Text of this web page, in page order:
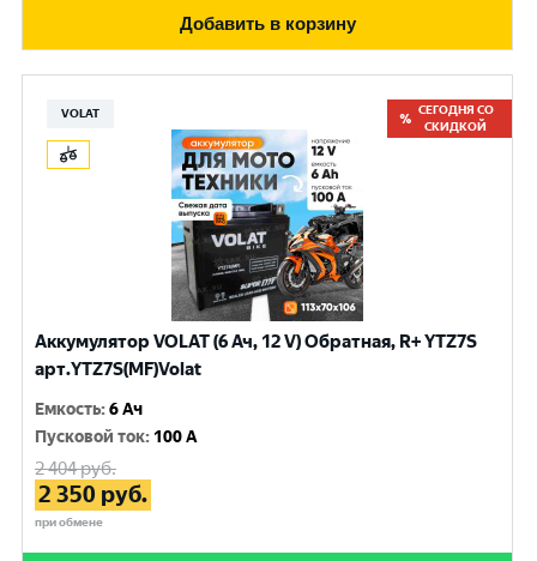
Добавить в корзину
VOLAT
СЕГОДНЯ СО
СКИДКОЙ
Аккумулятор VOLAT (6 Ач, 12 V) Обратная, R+ YTZ7S
арт.YTZ7S(MF)Volat
Емкость:6 Ач
Пусковой ток: 100 A
2 404руб.
2 350 руб.
при обмене